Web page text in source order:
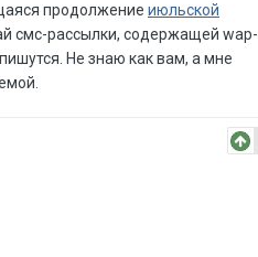
продолжение июльской
смс-рассылки, содержащей wap-
Не знаю как вам, а мне